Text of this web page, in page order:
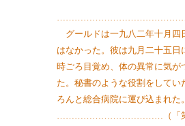
グールドは一九八二年十月四
はなかった。彼は九月二十五
時ごろ目覚め、体の異常に気
た。秘書のような役割をして
ろんと総合病院に運び込まれ
………………………………（「第一